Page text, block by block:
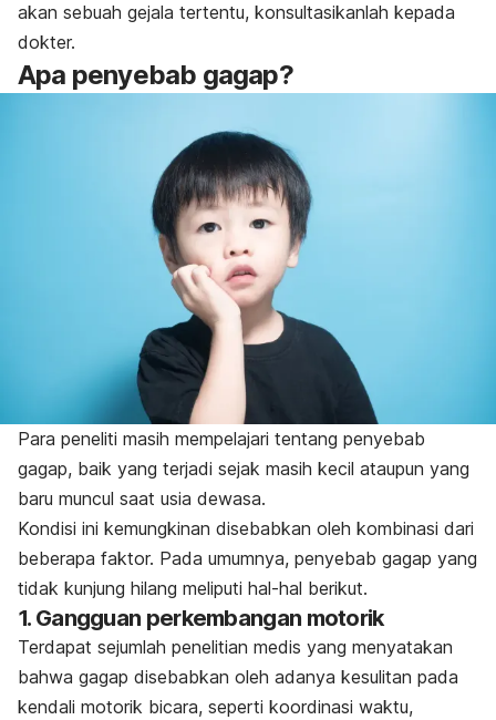
akan sebuah gejala tertentu, konsultasikanlah kepada
dokter.
Apa penyebab gagap?
Para peneliti masih mempelajari tentang penyebab
gagap, baik yang terjadi sejak masih kecil ataupun yang
baru muncul saat usia dewasa.
Kondisi ini kemungkinan disebabkan oleh kombinasi dari
beberapa faktor. Pada umumnya, penyebab gagap yang
tidak kunjung hilang meliputi hal-hal berikut.
1. Gangguan perkembangan motorik
Terdapat sejumlah penelitian medis yang menyatakan
bahwa gagap disebabkan oleh adanya kesulitan pada
kendali motorik bicara, seperti koordinasi waktu,